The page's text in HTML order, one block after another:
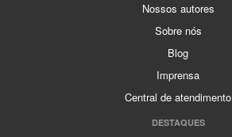
Nossos autores
Sobre nós
Blog
Imprensa
Central de atendimento
DESTAQUES